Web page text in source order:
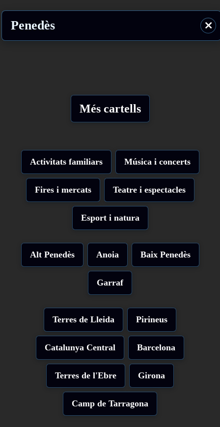
Penedès ⨯
Més cartells
Activitats familiars Música i concerts
Fires i mercats Teatre i espectacles
Esport i natura
Alt Penedès Anoia Baix Penedès
Garraf
Terres de Lleida Pirineus
Catalunya Central Barcelona
Terres de l'Ebre Girona
Camp de Tarragona